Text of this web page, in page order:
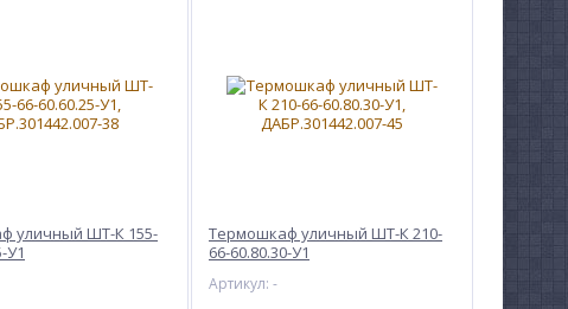
уличный ШТ-К 155-
У1
Термошкаф уличный ШТ-К 210-
66-60.80.30-У1
Артикул: -